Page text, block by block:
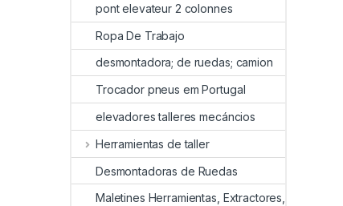
pont elevateur 2 colonnes
Ropa De Trabajo
desmontadora; de ruedas; camion
Trocador pneus em Portugal
elevadores talleres mecáncios
Herramientas de taller
Desmontadoras de Ruedas
Maletines Herramientas, Extractores,